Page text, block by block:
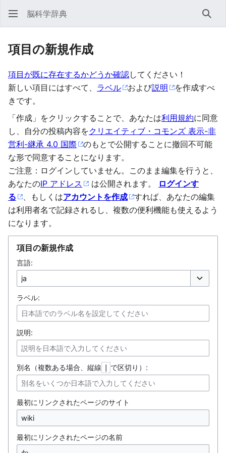
脳科学辞典 検索
項目の新規作成
項目が既に存在するかどうか確認してください！
新しい項目にはすべて、 ラベル および説明
を作成すべ
きです。
「作成」をクリックすることで、あなたは利用規約に同意
し、自分の投稿内容をクリエイティブ・コモンズ 表示-非
営利-継承 4.0 国際
のもとで公開することに撤回不可能
な形で同意することになります。
ご注意：ログインしていません。このまま編集を行うと、
あなたのIP アドレス は公開されます。
ログインす
る
、もしくはアカウントを作成
すれば、あなたの編集
は利用者名で記録されるし、複数の便利機能も使えるよう
になります。
項目の新規作成
言語:
ラベル:
説明:
別名（複数ある場合、縦線 で区切り）:
最初にリンクされたページのサイト
最初にリンクされたページの名前